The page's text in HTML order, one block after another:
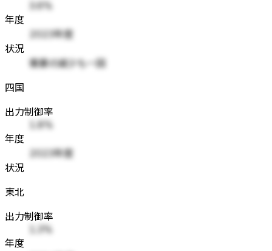
3.6%
年度
2023年度
状況
需要の減少も一因
四国
出力制御率
1.8%
年度
2023年度
状況
東北
出力制御率
1.3%
年度